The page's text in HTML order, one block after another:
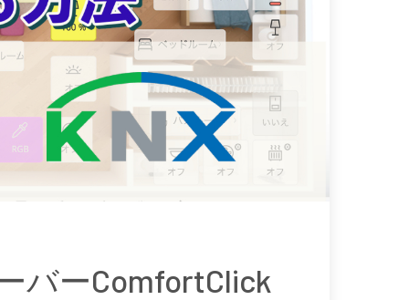
バーComfortClick